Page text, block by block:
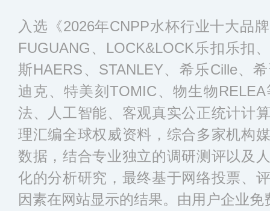
入选《2026年CNPP水杯行业十大品
FUGUANG、LOCK&LOCK乐扣乐扣
斯HAERS、STANLEY、希乐Cille、
迪克、特美刻TOMIC、物生物
法、人工智能、客观真实公正统计计
理汇编全球权威资料，综合多家机构
数据，结合专业独立的调研测评以及
化的分析研究，最终基于网络投票、
因素在网站显示的结果。由用户企业